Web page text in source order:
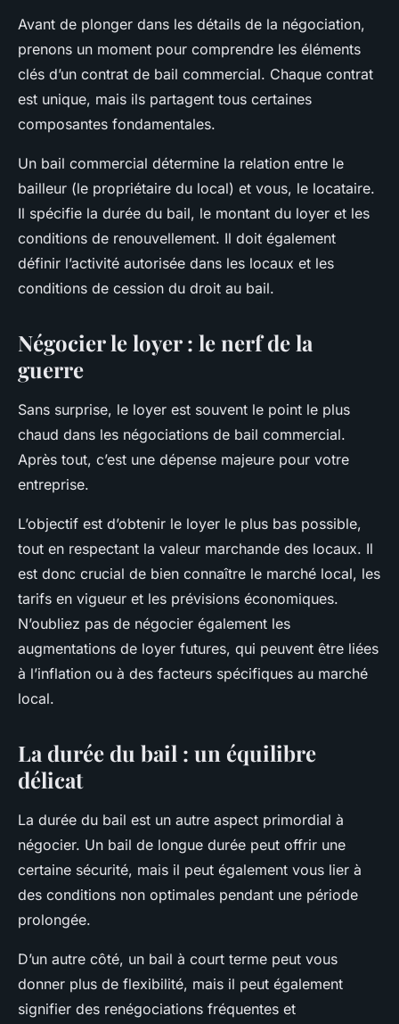
Avant de plonger dans les détails de la négociation,
prenons un moment pour comprendre les éléments
clés d’un contrat de bail commercial. Chaque contrat
est unique, mais ils partagent tous certaines
composantes fondamentales.
Un bail commercial détermine la relation entre le
bailleur (le propriétaire du local) et vous, le locataire.
Il spécifie la durée du bail, le montant du loyer et les
conditions de renouvellement. Il doit également
définir l’activité autorisée dans les locaux et les
conditions de cession du droit au bail.
Négocier le loyer : le nerf de la
guerre
Sans surprise, le loyer est souvent le point le plus
chaud dans les négociations de bail commercial.
Après tout, c’est une dépense majeure pour votre
entreprise.
L’objectif est d’obtenir le loyer le plus bas possible,
tout en respectant la valeur marchande des locaux. Il
est donc crucial de bien connaître le marché local, les
tarifs en vigueur et les prévisions économiques.
N’oubliez pas de négocier également les
augmentations de loyer futures, qui peuvent être liées
à l’inflation ou à des facteurs spécifiques au marché
local.
La durée du bail : un équilibre
délicat
La durée du bail est un autre aspect primordial à
négocier. Un bail de longue durée peut offrir une
certaine sécurité, mais il peut également vous lier à
des conditions non optimales pendant une période
prolongée.
D’un autre côté, un bail à court terme peut vous
donner plus de flexibilité, mais il peut également
signifier des renégociations fréquentes et